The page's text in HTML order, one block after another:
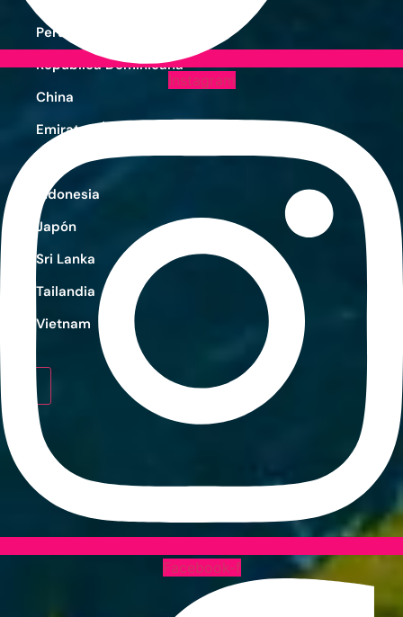
Perú
República Dominicana
China
Emiratos Árabes
Indonesia
Japón
Sri Lanka
Tailandia
Vietnam
Instagram
Facebook-f